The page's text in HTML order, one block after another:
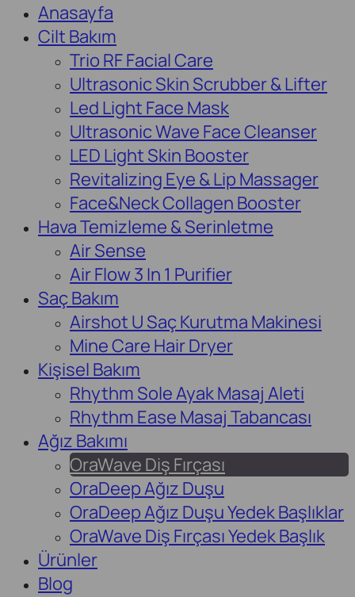
Anasayfa
Cilt Bakım
Trio RF Facial Care
Ultrasonic Skin Scrubber & Lifter
Led Light Face Mask
Ultrasonic Wave Face Cleanser
LED Light Skin Booster
Revitalizing Eye & Lip Massager
Face&Neck Collagen Booster
Hava Temizleme & Serinletme
Air Sense
Air Flow 3 In 1 Purifier
Saç Bakım
Airshot U Saç Kurutma Makinesi
Mine Care Hair Dryer
Kişisel Bakım
Rhythm Sole Ayak Masaj Aleti
Rhythm Ease Masaj Tabancası
Ağız Bakımı
OraWave Diş Fırçası
OraDeep Ağız Duşu
OraDeep Ağız Duşu Yedek Başlıklar
OraWave Diş Fırçası Yedek Başlık
Ürünler
Blog